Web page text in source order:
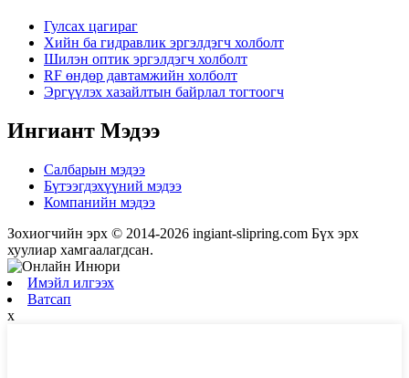
Гулсах цагираг
Хийн ба гидравлик эргэлдэгч холболт
Шилэн оптик эргэлдэгч холболт
RF өндөр давтамжийн холболт
Эргүүлэх хазайлтын байрлал тогтоогч
Ингиант Мэдээ
Салбарын мэдээ
Бүтээгдэхүүний мэдээ
Компанийн мэдээ
Зохиогчийн эрх © 2014-2026 ingiant-slipring.com Бүх эрх
хуулиар хамгаалагдсан.
Имэйл илгээх
Ватсап
x